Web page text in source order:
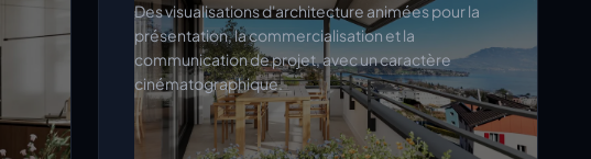
Des visualisations d'architecture animées pour la
présentation, la commercialisation et la
communication de projet, avec un caractère
cinématographique.